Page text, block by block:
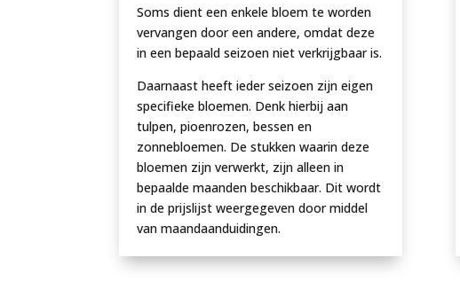
Soms dient een enkele bloem te worden
vervangen door een andere, omdat deze
in een bepaald seizoen niet verkrijgbaar is.
Daarnaast heeft ieder seizoen zijn eigen
specifieke bloemen. Denk hierbij aan
tulpen, pioenrozen, bessen en
zonnebloemen. De stukken waarin deze
bloemen zijn verwerkt, zijn alleen in
bepaalde maanden beschikbaar. Dit wordt
in de prijslijst weergegeven door middel
van maandaanduidingen.